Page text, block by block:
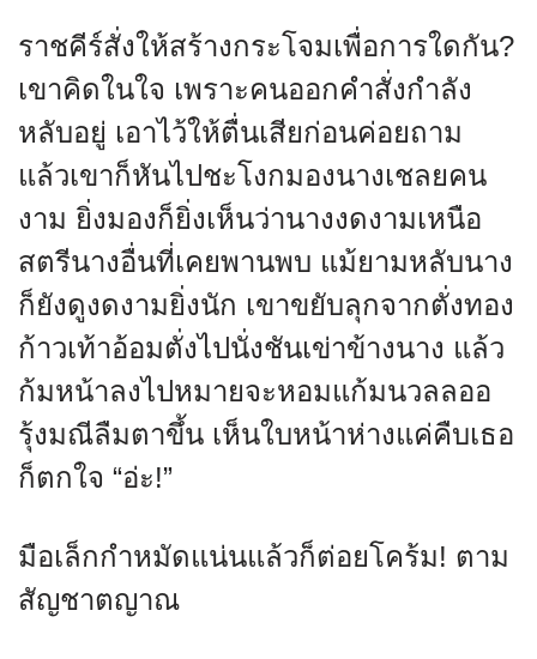
ราชคีร์สั่งให้สร้างกระโจมเพื่อการใดกัน?
เขาคิดในใจ เพราะคนออกคำสั่งกำลัง
หลับอยู่ เอาไว้ให้ตื่นเสียก่อนค่อยถาม
แล้วเขาก็หันไปชะโงกมองนางเชลยคน
งาม ยิ่งมองก็ยิ่งเห็นว่านางงดงามเหนือ
สตรีนางอื่นที่เคยพานพบ แม้ยามหลับนาง
ก็ยังดูงดงามยิ่งนัก เขาขยับลุกจากตั่งทอง
ก้าวเท้าอ้อมตั่งไปนั่งชันเข่าข้างนาง แล้ว
ก้มหน้าลงไปหมายจะหอมแก้มนวลลออ
รุ้งมณีลืมตาขึ้น เห็นใบหน้าห่างแค่คืบเธอ
ก็ตกใจ “อ่ะ!”
มือเล็กกำหมัดแน่นแล้วก็ต่อยโคร้ม! ตาม
สัญชาตญาณ